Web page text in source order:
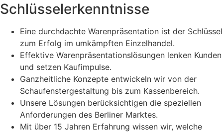
Schlüsselerkenntnisse
Eine durchdachte Warenpräsentation ist der Schlüssel
zum Erfolg im umkämpften Einzelhandel.
Effektive Warenpräsentationslösungen lenken Kunden
und setzen Kaufimpulse.
Ganzheitliche Konzepte entwickeln wir von der
Schaufenstergestaltung bis zum Kassenbereich.
Unsere Lösungen berücksichtigen die speziellen
Anforderungen des Berliner Marktes.
Mit über 15 Jahren Erfahrung wissen wir, welche